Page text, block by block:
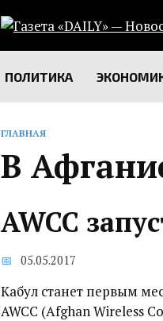
ПОЛИТИКА
ГЛАВНАЯ
В
AWCC
05.05.2017
Кабул станет первым
AWCC (Afghan Wireless